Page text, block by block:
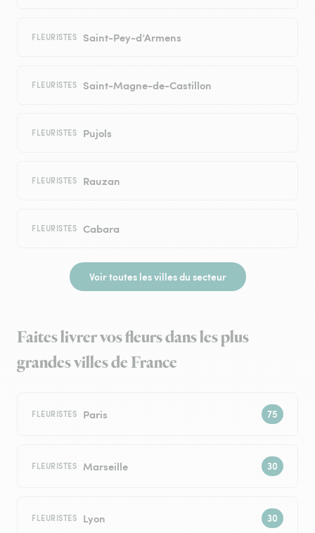
FLEURISTES Saint-Pey-d’Armens
FLEURISTES Saint-Magne-de-Castillon
FLEURISTES Pujols
FLEURISTES Rauzan
FLEURISTES Cabara
Voir toutes les villes du secteur
Faites livrer vos fleurs dans les plus
grandes villes de France
FLEURISTES Paris
FLEURISTES Marseille
FLEURISTES Lyon